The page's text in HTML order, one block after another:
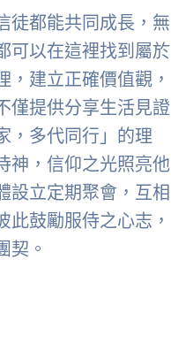
徒都能共同成長，無
可以在這裡找到屬於
，建立正確價值觀，
僅提供分享生活見證
，多代同行」的理
神，信仰之光照亮他
設立定期聚會，互相
此鼓勵服侍之心志，
契。